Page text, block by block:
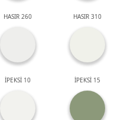
HASIR 260 HASIR 310
İPEKSİ 10 İPEKSİ 15